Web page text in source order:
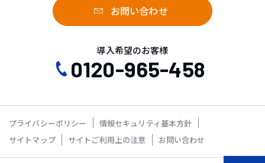
お問い合わせ
導入希望のお客様
0120-965-458
プライバシーポリシー
情報セキュリティ基本方針
サイトマップ
サイトご利用上の注意 お問い合わせ